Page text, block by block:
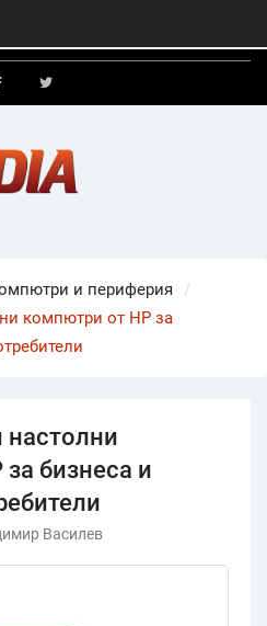
и периферия
компютри от HP за
бизнеса и
Василев